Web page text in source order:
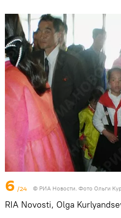
6 /24 © РИА Новости. Фото Ольги
RIA Novosti, Olga